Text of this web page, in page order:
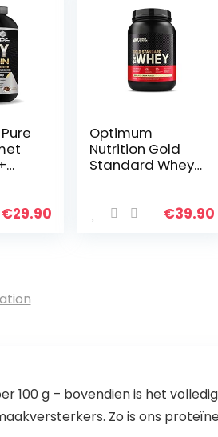
€29.90
Optimum
Nutrition Gold
Standard Whey
Spieropbouw en
€39.90
100 g – bovendien is het
Zo is ons